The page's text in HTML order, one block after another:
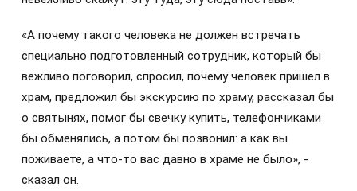
«А почему такого человека не должен встречать
специально подготовленный сотрудник, который бы
вежливо поговорил, спросил, почему человек пришел в
храм, предложил бы экскурсию по храму, рассказал бы
о святынях, помог бы свечку купить, телефончиками
бы обменялись, а потом бы позвонил: а как вы
поживаете, а что-то вас давно в храме не было», -
сказал он.